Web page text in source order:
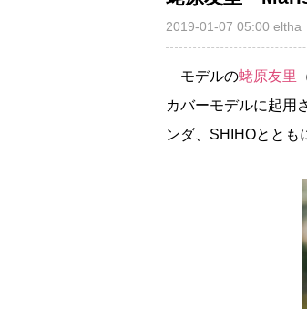
2019-01-07 05:00 eltha
モデルの蛯原友里
カバーモデルに起用
ンダ、SHIHOととも